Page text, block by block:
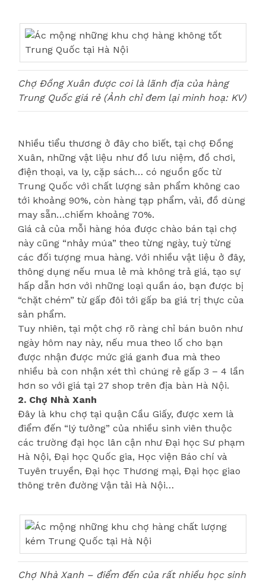
Chợ Đồng Xuân được coi là lãnh địa của hàng
Trung Quốc giá rẻ (Ảnh chỉ đem lại minh hoạ: KV)
Nhiều tiểu thương ở đây cho biết, tại chợ Đồng
Xuân, những vật liệu như đồ lưu niệm, đồ chơi,
điện thoại, va ly, cặp sách… có nguồn gốc từ
Trung Quốc với chất lượng sản phẩm không cao
tới khoảng 90%, còn hàng tạp phẩm, vải, đồ dùng
may sẵn…chiếm khoảng 70%.
Giá cả của mỗi hàng hóa được chào bán tại chợ
này cũng “nhảy múa” theo từng ngày, tuỳ từng
các đối tượng mua hàng. Với nhiều vật liệu ở đây,
thông dụng nếu mua lẻ mà không trả giá, tạo sự
hấp dẫn hơn với những loại quần áo, bạn được bị
“chặt chém” từ gấp đôi tới gấp ba giá trị thực của
sản phẩm.
Tuy nhiên, tại một chợ rõ ràng chỉ bán buôn như
ngày hôm nay này, nếu mua theo lố cho bạn
được nhận được mức giá ganh đua mà theo
nhiều bà con nhận xét thì chúng rẻ gấp 3 – 4 lần
hơn so với giá tại 27 shop trên địa bàn Hà Nội.
2. Chợ Nhà Xanh
Đây là khu chợ tại quận Cầu Giấy, được xem là
điểm đến “lý tưởng” của nhiều sinh viên thuộc
các trường đại học lân cận như Đại học Sư phạm
Hà Nội, Đại học Quốc gia, Học viện Báo chí và
Tuyên truyền, Đại học Thương mại, Đại học giao
thông trên đường Vận tải Hà Nội…
Chợ Nhà Xanh – điểm đến của rất nhiều học sinh